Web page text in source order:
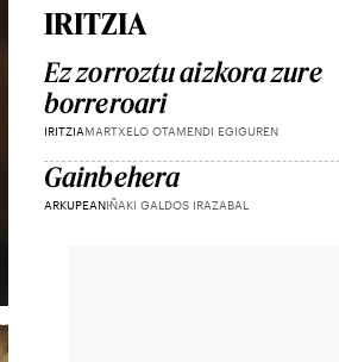
IRITZIA
Ez zorroztu aizkora zure
borreroari
IRITZIAMARTXELO OTAMENDI EGIGUREN
Gainbehera
ARKUPEANIÑAKI GALDOS IRAZABAL